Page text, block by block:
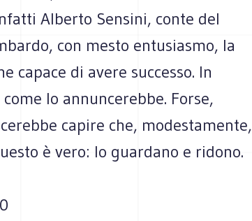
Alberto Sensini, conte del
con mesto entusiasmo, la
capace di avere successo. In
lo annuncerebbe. Forse,
capire che, modestamente,
è vero: lo guardano e ridono.